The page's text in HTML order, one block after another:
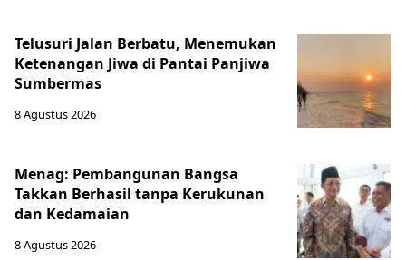
Telusuri Jalan Berbatu, Menemukan
Ketenangan Jiwa di Pantai Panjiwa
Sumbermas
8 Agustus 2026
Menag: Pembangunan Bangsa
Takkan Berhasil tanpa Kerukunan
dan Kedamaian
8 Agustus 2026